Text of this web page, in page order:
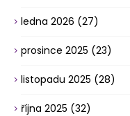
ledna 2026 (27)
prosince 2025 (23)
listopadu 2025 (28)
října 2025 (32)